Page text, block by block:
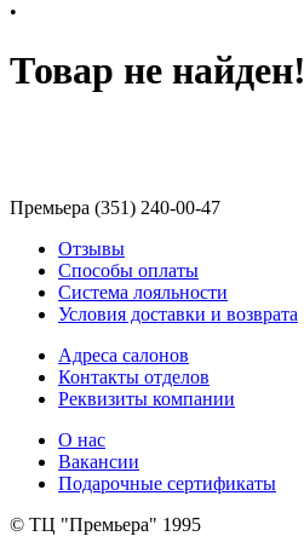
•
Товар не найден!
Премьера (351) 240-00-47
Отзывы
Способы оплаты
Система лояльности
Условия доставки и возврата
Адреса салонов
Контакты отделов
Реквизиты компании
О нас
Вакансии
Подарочные сертификаты
© ТЦ "Премьера" 1995